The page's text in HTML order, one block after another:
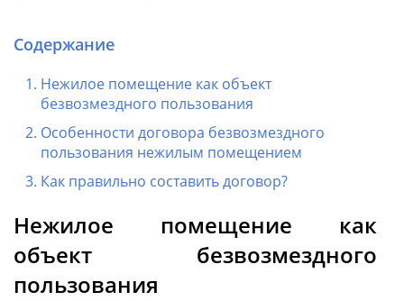
Содержание
Нежилое помещение как объект
безвозмездного пользования
Особенности договора безвозмездного
пользования нежилым помещением
Как правильно составить договор?
Нежилое помещение как
объект безвозмездного
пользования